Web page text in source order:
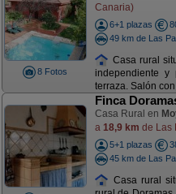
8 Fotos
Canaria)
6+1 plazas
49 km de Las
Casa rural
independiente y
terraza. Salón
Finca
Casa Rural en
a 18,9 km de Las
5+1 plazas
45 km de Las
Casa rural